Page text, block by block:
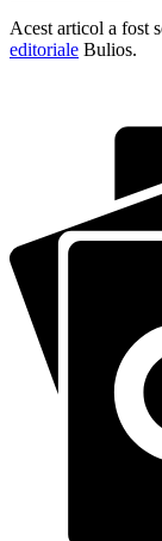
Acest articol a fost
editoriale Bulios.